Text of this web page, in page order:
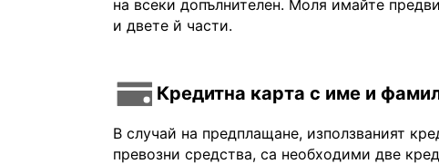
на всеки допълнителен. Моля имайте
и двете й части.
Кредитна карта с име и
В случай на предплащане, използваният
превозни средства, са необходими две